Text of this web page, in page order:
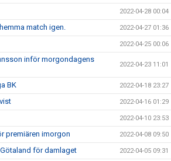
2022-04-28 00:04
match igen. 2022-04-27 01:36
2022-04-25 00:06
inför morgondagens
2022-04-23 11:01
BK 2022-04-18 23:27
2022-04-16 01:29
2022-04-10 23:53
premiären imorgon 2022-04-08 09:50
för damlaget 2022-04-05 09:31